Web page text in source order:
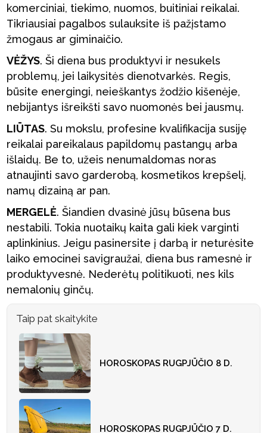
komerciniai, tiekimo, nuomos, buitiniai reikalai.
Tikriausiai pagalbos sulauksite iš pažįstamo
žmogaus ar giminaičio.
VĖŽYS. Ši diena bus produktyvi ir nesukels
problemų, jei laikysitės dienotvarkės. Regis,
būsite energingi, neieškantys žodžio kišenėje,
nebijantys išreikšti savo nuomonės bei jausmų.
LIŪTAS. Su mokslu, profesine kvalifikacija susiję
reikalai pareikalaus papildomų pastangų arba
išlaidų. Be to, užeis nenumaldomas noras
atnaujinti savo garderobą, kosmetikos krepšelį,
namų dizainą ar pan.
MERGELĖ. Šiandien dvasinė jūsų būsena bus
nestabili. Tokia nuotaikų kaita gali kiek varginti
aplinkinius. Jeigu pasinersite į darbą ir neturėsite
laiko emocinei savigraužai, diena bus ramesnė ir
produktyvesnė. Nederėtų politikuoti, nes kils
nemalonių ginčų.
Taip pat skaitykite
HOROSKOPAS RUGPJŪČIO 8 D.
HOROSKOPAS RUGPJŪČIO 7 D.